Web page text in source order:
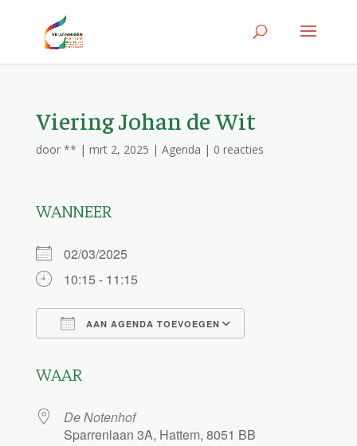
Viering Johan de Wit
door ** | mrt 2, 2025 | Agenda | 0 reacties
WANNEER
02/03/2025
10:15 - 11:15
AAN AGENDA TOEVOEGEN
WAAR
De Notenhof
Sparrenlaan 3A, Hattem, 8051 BB